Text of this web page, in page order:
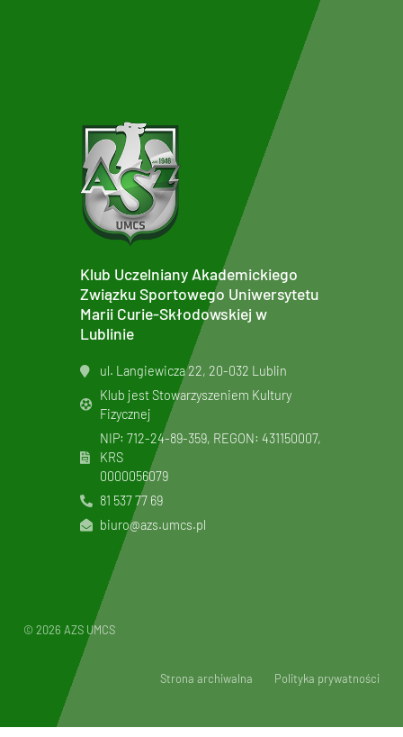
Klub Uczelniany Akademickiego
Związku Sportowego Uniwersytetu
Marii Curie-Skłodowskiej w
Lublinie
ul. Langiewicza 22, 20-032 Lublin
Klub jest Stowarzyszeniem Kultury
Fizycznej
NIP: 712-24-89-359, REGON: 431150007,
KRS
0000056079
81 537 77 69
biuro@azs.umcs.pl
© 2026 AZS UMCS
Strona archiwalna Polityka prywatności